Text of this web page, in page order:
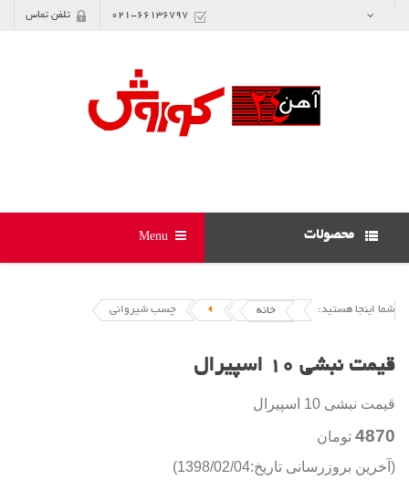
021-66136797 تلفن تماس
محصولات
شما اینجا هستید: خانه چسب شیروانی
قیمت نبشی 10 اسپیرال
قیمت نبشی 10 اسپیرال
4870 تومان
(آخرین بروزرسانی تاریخ:1398/02/04)